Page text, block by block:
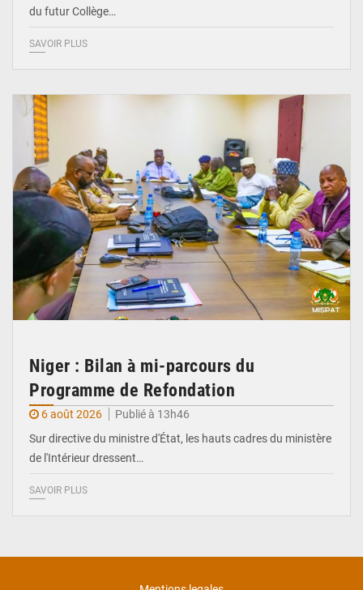
du futur Collège…
SAVOIR PLUS
Niger : Bilan à mi-parcours du
Programme de Refondation
6 août 2026
Publié à 13h46
Sur directive du ministre d'État, les hauts cadres du ministère
de l'Intérieur dressent…
SAVOIR PLUS